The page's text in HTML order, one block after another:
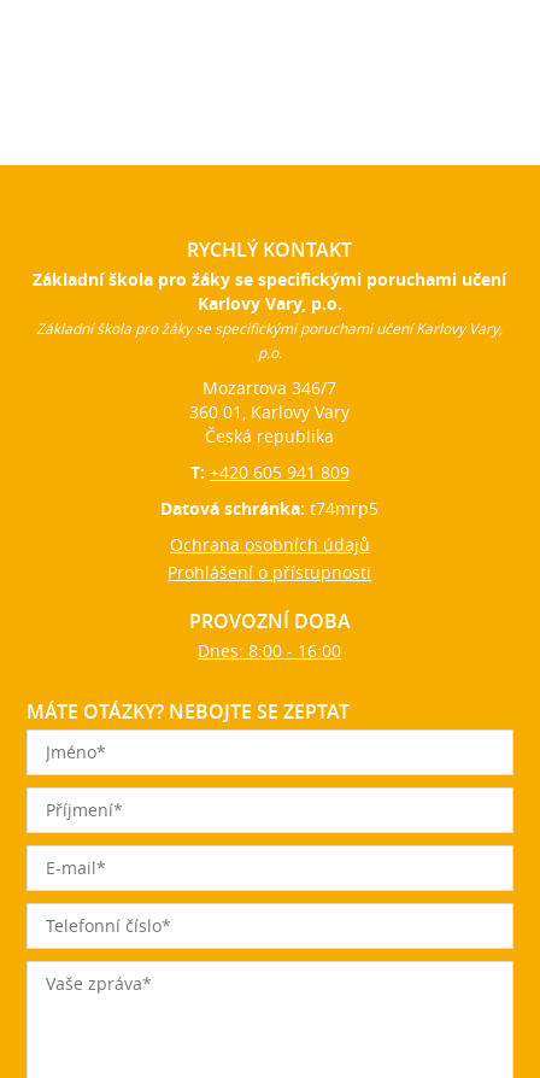
RYCHLÝ KONTAKT
Základní škola pro žáky se specifickými poruchami učení
Karlovy Vary, p.o.
Základní škola pro žáky se specifickými poruchami učení Karlovy Vary,
p.o.
Mozartova 346/7
360 01, Karlovy Vary
Česká republika
T: +420 605 941 809
Datová schránka:t74mrp5
Ochrana osobních údajů
Prohlášení o přístupnosti
PROVOZNÍ DOBA
Dnes: 8:00 - 16:00
MÁTE OTÁZKY? NEBOJTE SE ZEPTAT